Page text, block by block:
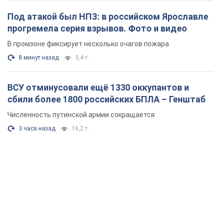
Под атакой был НПЗ: в российском Ярославле
прогремела серия взрывов. Фото и видео
В промзоне фиксирует несколько очагов пожара
8 минут назад 3,4 т.
ВСУ отминусовали ещё 1330 оккупантов и
сбили более 1800 российских БПЛА – Генштаб
Численность путинской армии сокращается
3 часа назад 16,2 т.